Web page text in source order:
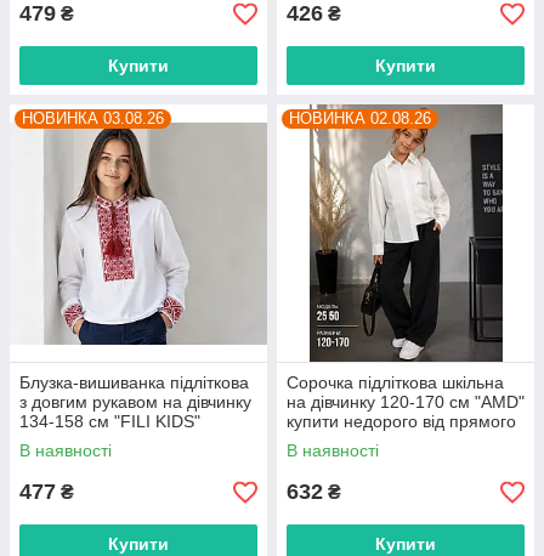
479 ₴
Купити
426 ₴
Купити
НОВИНКА 03.08.26
Блузка-вишиванка підліткова
з довгим рукавом на дівчинку
134-158 см "FILI KIDS"
недорого від прямого
постачальника
В наявності
477 ₴
Купити
НОВИНКА 02.08.26
Сорочка підліткова шкільна
на дівчинку 120-170 см "AMD"
купити недорого від прямого
постачальника
В наявності
632 ₴
Купити